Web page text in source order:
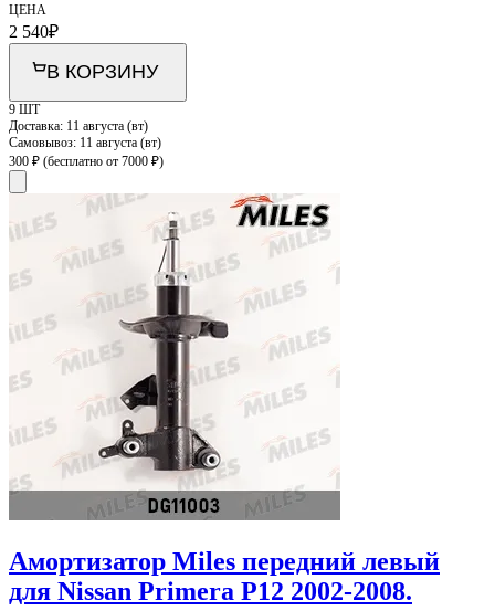
ЦЕНА
2 540₽
В КОРЗИНУ
9 ШТ
Доставка: 11 августа (вт)
Самовывоз: 11 августа (вт)
300 ₽ (бесплатно от 7000 ₽)
Амортизатор Miles передний левый
для Nissan Primera P12 2002-2008.